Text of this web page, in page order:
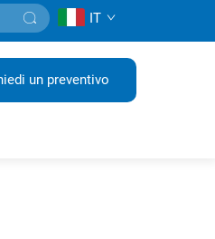
IT
un preventivo